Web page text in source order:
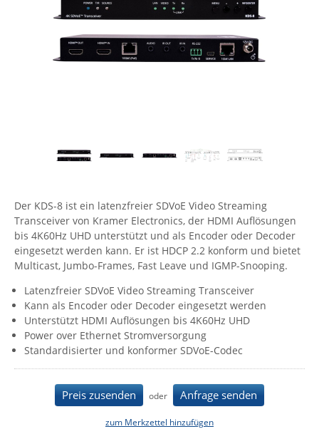
Energiemessung
Energieverteilung
IP, WLAN & GSM Sensorik
Datenlogger
IoT - Internet of Things
Remote I/O
IPC, Industrielle Netzwerktechnik & WLAN
Comet System
CompleTech
Contemporary Controls
Enginko - mcf88
Gefen
Gude
Guntermann & Drunck
High Sec Labs
HW group
Icron
IEC Lock
Ihse
Kramer Electronics
Der KDS-8 ist ein latenzfreier SDVoE Video Streaming
Transceiver von Kramer Electronics, der HDMI Auflösungen
bis 4K60Hz UHD unterstützt und als Encoder oder Decoder
eingesetzt werden kann. Er ist HDCP 2.2 konform und bietet
Multicast, Jumbo-Frames, Fast Leave und IGMP-Snooping.
Latenzfreier SDVoE Video Streaming Transceiver
Kann als Encoder oder Decoder eingesetzt werden
Unterstützt HDMI Auflösungen bis 4K60Hz UHD
Power over Ethernet Stromversorgung
Standardisierter und konformer SDVoE-Codec
Preis zusenden oder Anfrage senden
zum Merkzettel hinzufügen